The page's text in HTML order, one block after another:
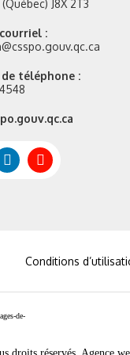
J8X 2T3
:
téléphone :
Youtube
Conditions